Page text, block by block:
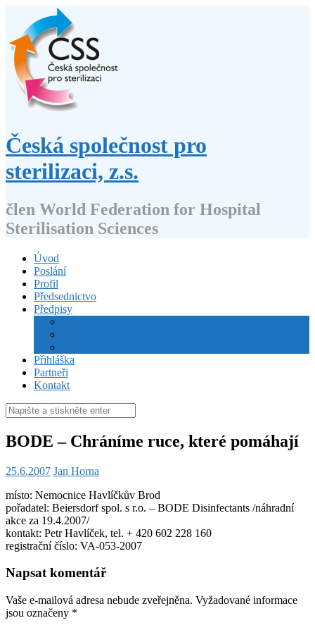
obsahu
webu
Česká společnost pro
sterilizaci, z.s.
člen World Federation for Hospital
Sterilisation Sciences
Úvod
Poslání
Profil
Předsednictvo
Předpisy
Přihláška
Partneři
Kontakt
Hledat:
BODE – Chráníme ruce, které pomáhají
25.6.2007 Jan Horna
místo: Nemocnice Havlíčkův Brod
pořadatel: Beiersdorf spol. s r.o. – BODE Disinfectants /náhradní
akce za 19.4.2007/
kontakt: Petr Havlíček, tel. + 420 602 228 160
registrační číslo: VA-053-2007
Napsat komentář
Vaše e-mailová adresa nebude zveřejněna. Vyžadované informace
jsou označeny *